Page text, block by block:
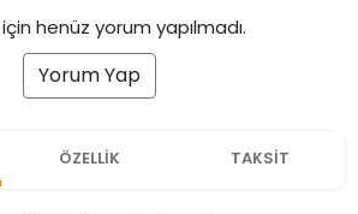
henüz yorum yapılmadı.
Yorum Yap
ÖZELLİK TAKSİT